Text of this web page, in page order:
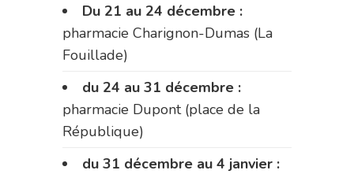
Du 21 au 24 décembre :
pharmacie Charignon-Dumas (La
Fouillade)
du 24 au 31 décembre :
pharmacie Dupont (place de la
République)
du 31 décembre au 4 janvier :